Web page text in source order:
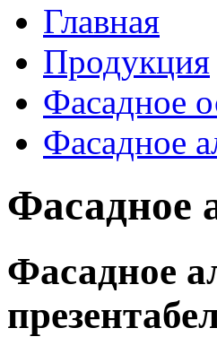
Главная
Продукция
Фасадное
Фасадное
Фасадное
Фасадное